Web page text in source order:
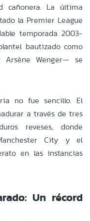
cañonera. La última
la Premier League
temporada 2003-
bautizado como
Wenger— se
no fue sencillo. El
a través de tres
reveses, donde
City y el
en las instancias
Un récord